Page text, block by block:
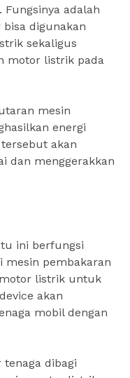
adalah
digunakan
sekaligus
motor listrik pada
mesin
energi
akan
dan menggerakkan
ini berfungsi
pembakaran
listrik untuk
akan
mobil dengan
dibagi